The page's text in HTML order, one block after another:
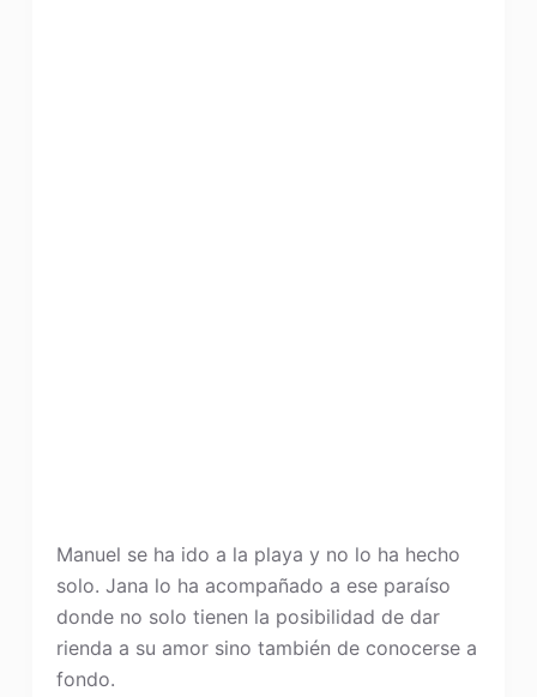
Manuel se ha ido a la playa y no lo ha hecho
solo. Jana lo ha acompañado a ese paraíso
donde no solo tienen la posibilidad de dar
rienda a su amor sino también de conocerse a
fondo.